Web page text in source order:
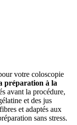
votre coloscopie
préparation à la
avant la procédure,
et des jus
et adaptés aux
sans stress.